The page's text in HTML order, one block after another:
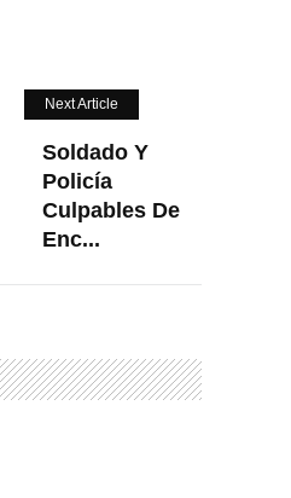
Next Article
Soldado Y
Policía
Culpables De
Enc...